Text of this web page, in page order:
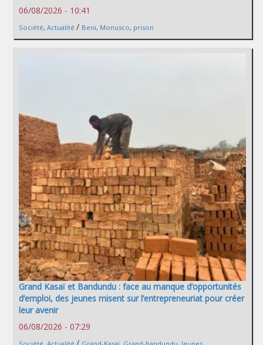
06/08/2026 - 10:41
Société, Actualité / Beni, Monusco, prison
Grand Kasaï et Bandundu : face au manque d’opportunités
d’emploi, des jeunes misent sur l’entrepreneuriat pour créer
leur avenir
06/08/2026 - 07:29